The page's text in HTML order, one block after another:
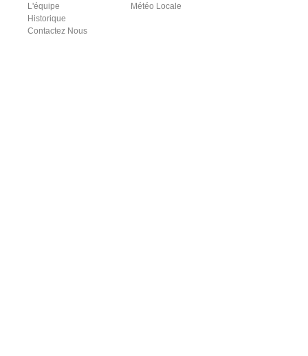
L'équipe
Historique
Contactez Nous
Météo Locale